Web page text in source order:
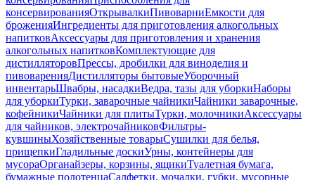
консервированияОткрывалкиПивоварниЕмкости для
броженияИнгредиенты для приготовления алкогольных
напитковАксессуары для приготовления и хранения
алкогольных напитковКомплектующие для
дистилляторовПрессы, дробилки для виноделия и
пивоваренияДистилляторы бытовыеУборочный
инвентарьШвабры, насадкиВедра, тазы для уборкиНаборы
для уборкиТурки, заварочные чайникиЧайники заварочные,
кофейникиЧайники для плитыТурки, молочникиАксессуары
для чайников, электрочайниковФильтры-
кувшиныХозяйственные товарыСушилки для белья,
прищепкиГладильные доскиУрны, контейнеры для
мусораОрганайзеры, корзины, ящикиТуалетная бумага,
бумажные полотенцаСалфетки, мочалки, губки, мусорные